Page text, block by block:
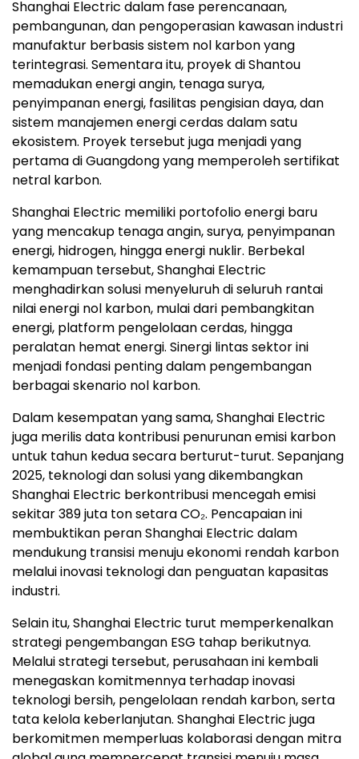
Shanghai Electric dalam fase perencanaan,
pembangunan, dan pengoperasian kawasan industri
manufaktur berbasis sistem nol karbon yang
terintegrasi. Sementara itu, proyek di Shantou
memadukan energi angin, tenaga surya,
penyimpanan energi, fasilitas pengisian daya, dan
sistem manajemen energi cerdas dalam satu
ekosistem. Proyek tersebut juga menjadi yang
pertama di Guangdong yang memperoleh sertifikat
netral karbon.
Shanghai Electric memiliki portofolio energi baru
yang mencakup tenaga angin, surya, penyimpanan
energi, hidrogen, hingga energi nuklir. Berbekal
kemampuan tersebut, Shanghai Electric
menghadirkan solusi menyeluruh di seluruh rantai
nilai energi nol karbon, mulai dari pembangkitan
energi, platform pengelolaan cerdas, hingga
peralatan hemat energi. Sinergi lintas sektor ini
menjadi fondasi penting dalam pengembangan
berbagai skenario nol karbon.
Dalam kesempatan yang sama, Shanghai Electric
juga merilis data kontribusi penurunan emisi karbon
untuk tahun kedua secara berturut-turut. Sepanjang
2025, teknologi dan solusi yang dikembangkan
Shanghai Electric berkontribusi mencegah emisi
sekitar 389 juta ton setara CO₂. Pencapaian ini
membuktikan peran Shanghai Electric dalam
mendukung transisi menuju ekonomi rendah karbon
melalui inovasi teknologi dan penguatan kapasitas
industri.
Selain itu, Shanghai Electric turut memperkenalkan
strategi pengembangan ESG tahap berikutnya.
Melalui strategi tersebut, perusahaan ini kembali
menegaskan komitmennya terhadap inovasi
teknologi bersih, pengelolaan rendah karbon, serta
tata kelola keberlanjutan. Shanghai Electric juga
berkomitmen memperluas kolaborasi dengan mitra